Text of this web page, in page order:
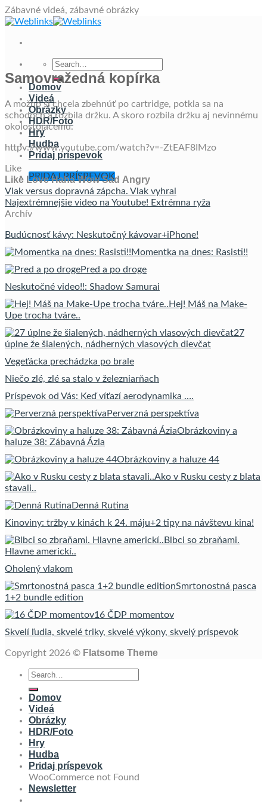
Zábavné videá, zábavné obrázkySkip
Domov
Videá
Obrázky
HDR/Foto
Hry
Hudba
Pridaj príspevok
PRIDAJ PRÍSPEVOK
Samovražedná kopírka
A možno si chcela zbehnúť po cartridge, potkla sa na
schodoch a rozbila držku. A skoro rozbila držku aj nevinnému
okolostojacemu.
httpv://www.youtube.com/watch?v=-ZtEAF8IMzo
Like
Like Love Haha Wow Sad Angry
Vlak versus dopravná zápcha. Vlak vyhral
Najextrémnejšie video na Youtube! Extrémna ryža
Archív
Budúcnosť kávy: Neskutočný kávovar+iPhone!
Momentka na dnes: Rasisti!!
Pred a po droge
Neskutočné video!!: Shadow Samurai
Hej! Máš na Make-
Upe trocha tváre..
27
úplne že šialených, nádherných vlasových dievčat
Vegeťácka prechádzka po brale
Niečo zlé, zlé sa stalo v železniarňach
Príspevok od Vás: Keď víťazí aerodynamika ….
Perverzná perspektíva
Obrázkoviny a
haluze 38: Zábavná Ázia
Obrázkoviny a haluze 44
Ako v Rusku cesty z blata
stavali..
Denná Rutina
Kinoviny: tržby v kinách k 24. máju+2 tipy na návštevu kina!
Blbci so zbraňami.
Hlavne americkí..
Oholený vlakom
Smrtonostná pasca
1+2 bundle edition
16 ČDP momentov
Skvelí ľudia, skvelé triky, skvelé výkony, skvelý príspevok
Copyright 2026 © Flatsome Theme
Domov
Videá
Obrázky
HDR/Foto
Hry
Hudba
Pridaj príspevok
WooCommerce not Found
Newsletter